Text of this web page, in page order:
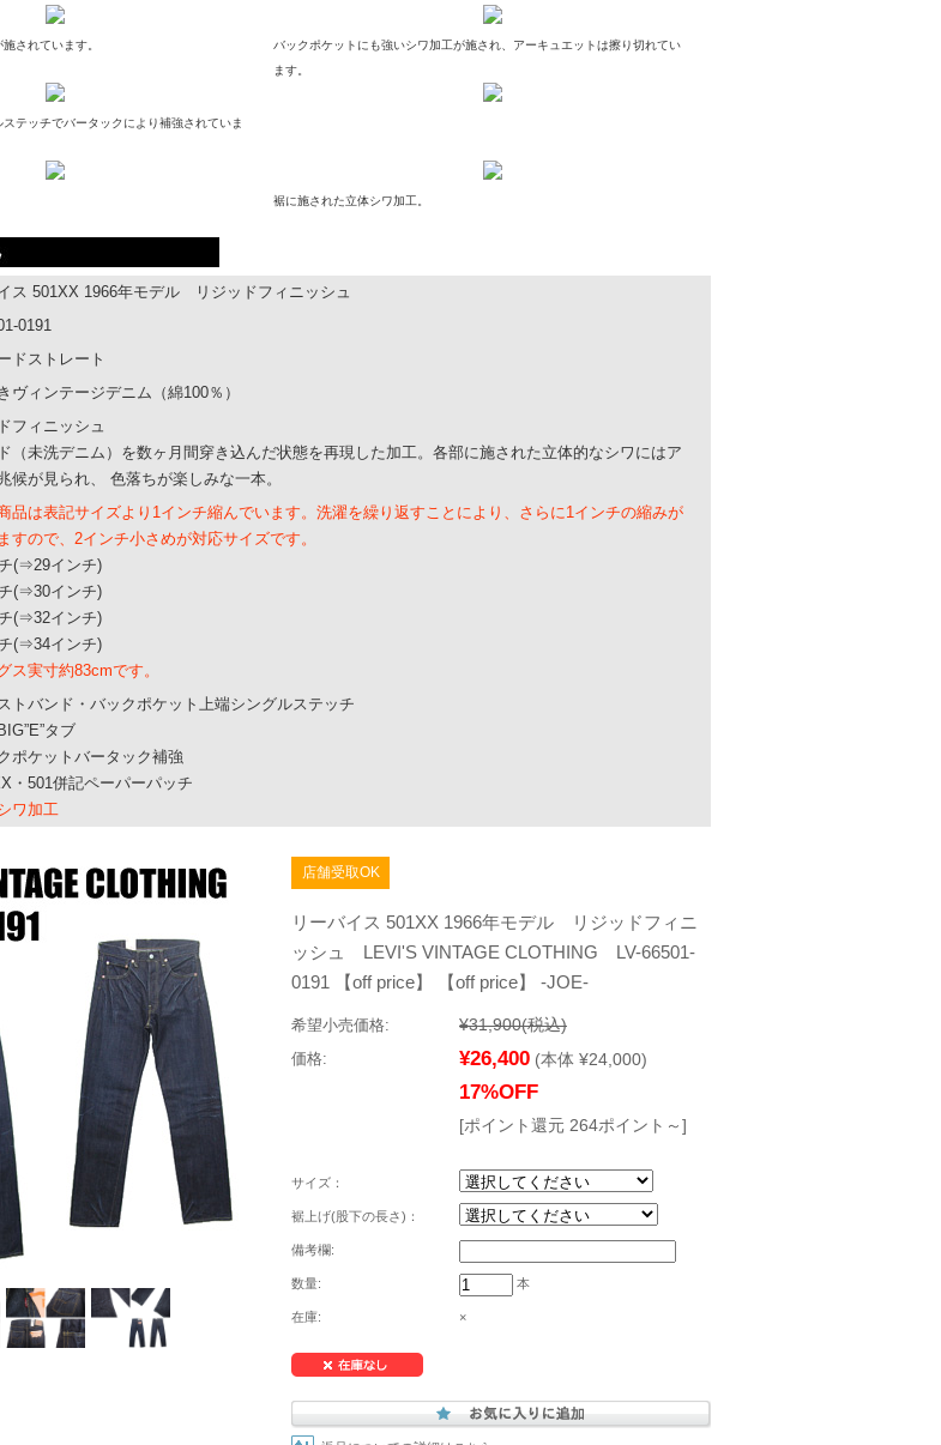
されています。
バックポケットにも強いシワ加工が施され、アーキュエットは擦り切れてい
ます。
テッチでバータックにより補強されていま
裾に施された立体シワ加工。
ス 501XX 1966年モデル リジッドフィニッシュ
0191
ドストレート
ヴィンテージデニム（綿100％）
フィニッシュ
（未洗デニム）を数ヶ月間穿き込んだ状態を再現した加工。各部に施された立体的なシワにはア
候が見られ、 色落ちが楽しみな一本。
品は表記サイズより1インチ縮んでいます。洗濯を繰り返すことにより、さらに1インチの縮みが
すので、2インチ小さめが対応サイズです。
(⇒29インチ)
(⇒30インチ)
(⇒32インチ)
(⇒34インチ)
ス実寸約83cmです。
トバンド・バックポケット上端シングルステッチ
タブ
ポケットバータック補強
・501併記ペーパーパッチ
ワ加工
店舗受取OK
リーバイス 501XX 1966年モデル リジッドフィニ
ッシュ LEVI'S VINTAGE CLOTHING LV-66501-
0191 【off price】 【off price】 -JOE-
希望小売価格: ¥31,900(税込)
価格: ¥26,400 (本体 ¥24,000)
17%OFF
[ポイント還元 264ポイント～]
サイズ：
裾上げ(股下の長さ)：
備考欄:
数量: 本
在庫: ×